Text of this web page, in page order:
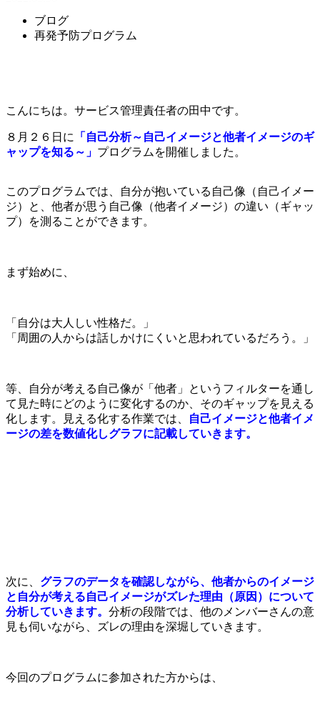
ブログ
再発予防プログラム
こんにちは。サービス管理責任者の田中です。
８月２６日に
「自己分析～自己イメージと他者イメージのギ
ャップを知る～」 プログラムを開催しました。
このプログラムでは、自分が抱いている自己像（自己イメー
ジ）と、他者が思う自己像（他者イメージ）の違い（ギャッ
プ）を測ることができます。
まず始めに、
「自分は大人しい性格だ。」
「周囲の人からは話しかけにくいと思われているだろう。」
等、自分が考える自己像が「他者」というフィルターを通し
て見た時にどのように変化するのか、そのギャップを見える
化します。
見える化する作業では、
自己イメージと他者イメ
ージの差を数値化しグラフに記載していきます。
次に、 グラフのデータを確認しながら、他者からのイメージ
と自分が考える自己イメージがズレた理由（原因）について
分析していきます。 分析の段階では、他のメンバーさんの意
見も伺いながら、ズレの理由を深堀していきます。
今回のプログラムに参加された方からは、